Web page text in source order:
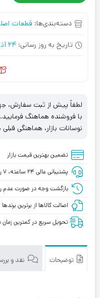
دسته‌بندی‌ها: قطعات
تاریخ به روز رسانی: 24 آذر 1403
لطفاً پیش از ثبت سفارش،
با فروشنده هماهنگ
نوسانات بازار، هماهنگی
تضمین بهترین قیمت بازار
پشتیبانی عالی ۲۴ ساعته، ۷ روز هفته
بازگشت وجه در صورت عدم
اصالت کالاها از برترین برندها
تحویل سریع در کمترین
توضیحات نقد و